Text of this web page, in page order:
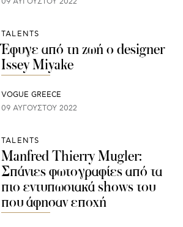
TALENTS
Έφυγε από τη ζωή ο designer
Issey Miyake
VOGUE GREECE
09 ΑΥΓΟΎΣΤΟΥ 2022
TALENTS
Manfred Thierry Mugler:
Σπάνιες φωτογραφίες από τα
πιο εντυπωσιακά shows του
που άφησαν εποχή